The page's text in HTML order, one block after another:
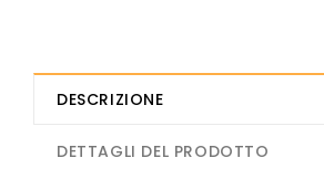
DESCRIZIONE
DETTAGLI DEL PRODOTTO